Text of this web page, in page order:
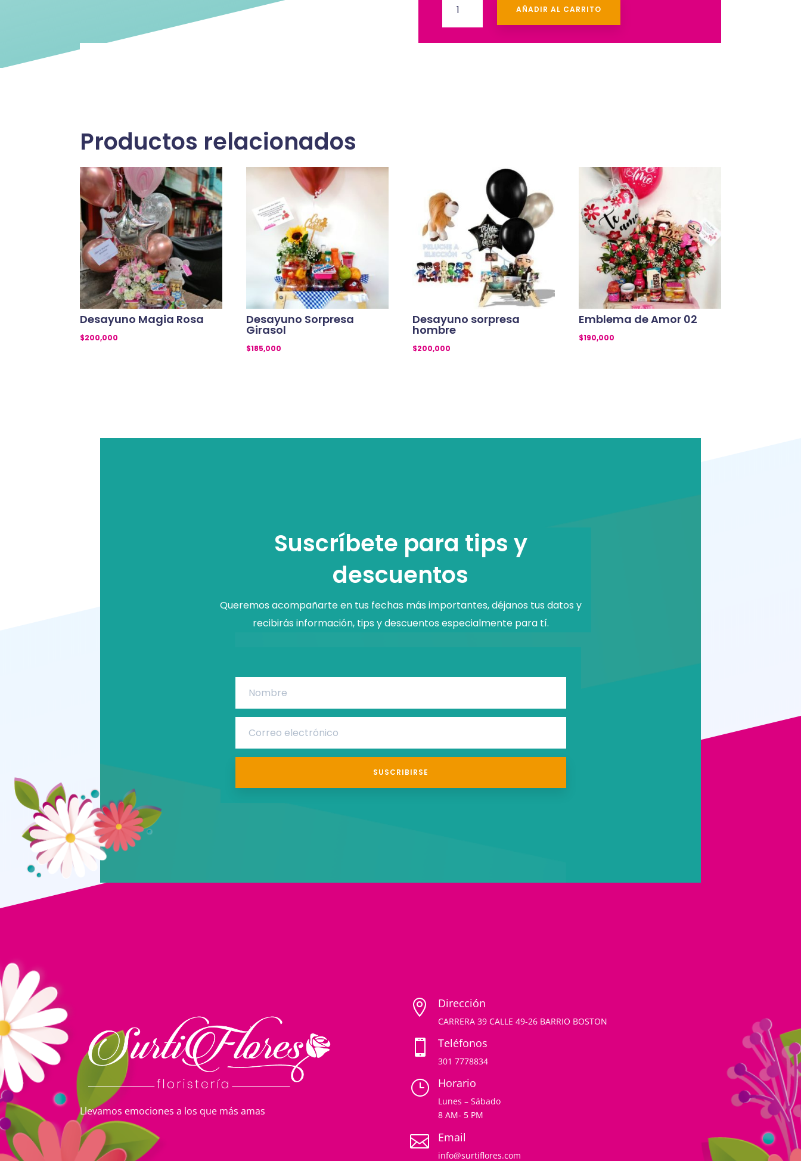
Columpio
con
AÑADIR AL CARRITO
Productos relacionados
Desayuno Magia Rosa
$200,000
Desayuno Sorpresa
Girasol
$185,000
Desayuno sorpresa
hombre
$200,000
Emblema de Amor 02
$190,000
Suscríbete para tips y
descuentos
Queremos acompañarte en tus fechas más importantes, déjanos tus datos y
recibirás información, tips y descuentos especialmente para tí.
SUSCRIBIRSE
Llevamos emociones a los que más amas
 Dirección
CARRERA 39 CALLE 49-26 BARRIO BOSTON
 Teléfonos
301 7778834
} Horario
Lunes – Sábado
8 AM- 5 PM
 Email
info@surtiflores.com